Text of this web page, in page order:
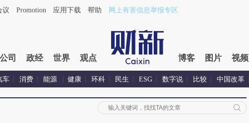
议 Promotion 应用下载 帮助 网上有害信息举报专区
公司 政经 世界 观点 博客 图片 视频
车 消费 能源 健康 环科 民生 ESG 数字说 比较 中国改革